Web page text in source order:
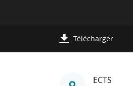
Télécharger
ECTS